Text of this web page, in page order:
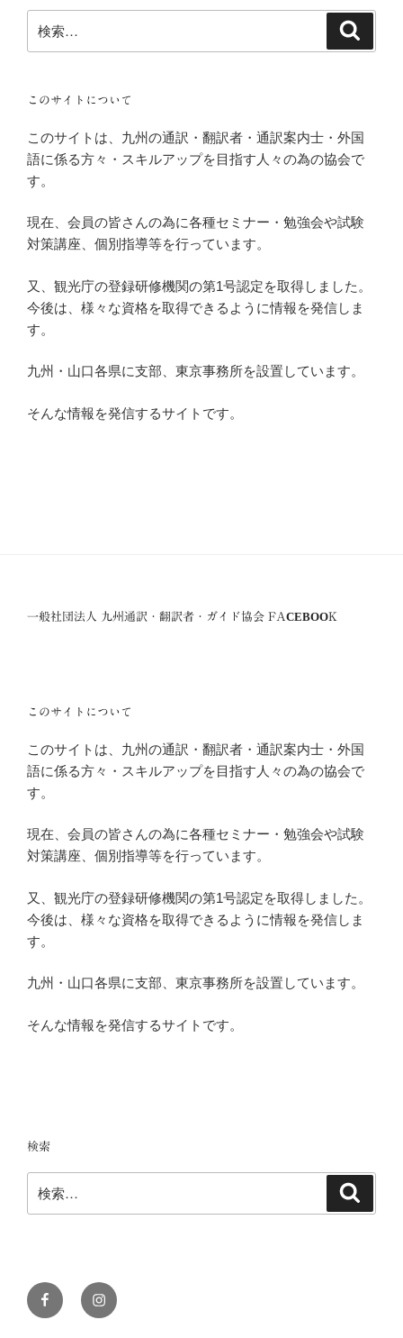
索:
このサイトについて
このサイトは、九州の通訳・翻訳者・通訳案内士・外国
語に係る方々・スキルアップを目指す人々の為の協会で
す。
現在、会員の皆さんの為に各種セミナー・勉強会や試験
対策講座、個別指導等を行っています。
又、観光庁の登録研修機関の第1号認定を取得しました。
今後は、様々な資格を取得できるように情報を発信しま
す。
九州・山口各県に支部、東京事務所を設置しています。
そんな情報を発信するサイトです。
一般社団法人 九州通訳・翻訳者・ガイド協会 FACEBOOK
このサイトについて
このサイトは、九州の通訳・翻訳者・通訳案内士・外国
語に係る方々・スキルアップを目指す人々の為の協会で
す。
現在、会員の皆さんの為に各種セミナー・勉強会や試験
対策講座、個別指導等を行っています。
又、観光庁の登録研修機関の第1号認定を取得しました。
今後は、様々な資格を取得できるように情報を発信しま
す。
九州・山口各県に支部、東京事務所を設置しています。
そんな情報を発信するサイトです。
検索
索:
FacebookInstagram